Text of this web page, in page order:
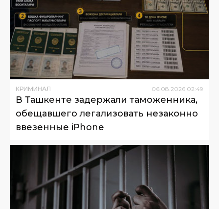
КРИМИНАЛ 06.08.2026 02:49
В Ташкенте задержали таможенника,
обещавшего легализовать незаконно
ввезенные iPhone